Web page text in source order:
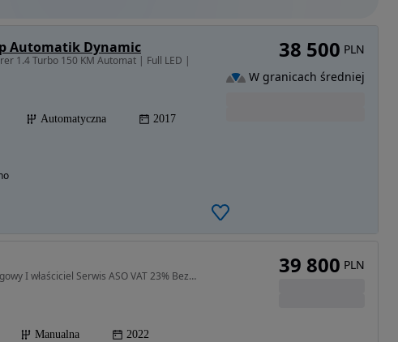
Automatik Dynamic
1.4 Turbo 150 KM Automat | Full LED |
Automatyczna 2017
38 500 PLN
W granicach średniej
1199 cm3 • 130 KM • Salon Polska Poleasingowy I właściciel Serwis ASO VAT 23% Bezwypadkowy
Manualna 2022
39 800 PLN